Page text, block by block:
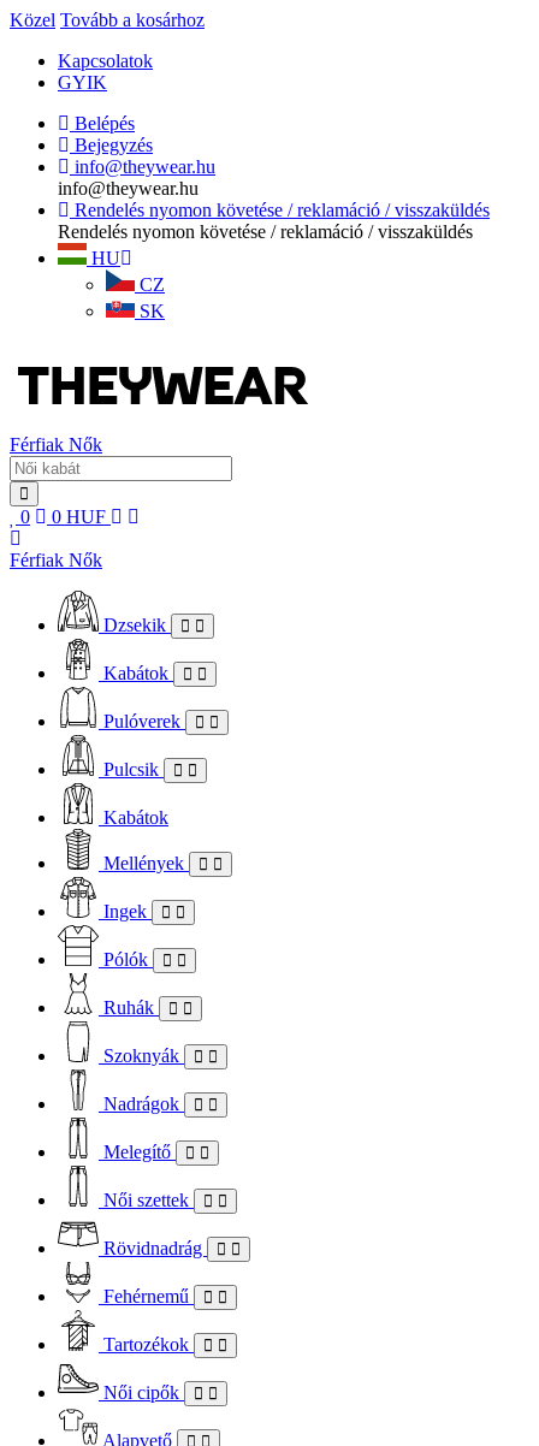
Közel Tovább a kosárhoz
Kapcsolatok
GYIK
Belépés
Bejegyzés
info@theywear.hu
info@theywear.hu
Rendelés nyomon követése / reklamáció / visszaküldés
Rendelés nyomon követése / reklamáció / visszaküldés
HU
CZ
SK
Férfiak Nők
0 0 HUF
Férfiak Nők
Dzsekik
Kabátok
Pulóverek
Pulcsik
Kabátok
Mellények
Ingek
Pólók
Ruhák
Szoknyák
Nadrágok
Melegítő
Női szettek
Rövidnadrág
Fehérnemű
Tartozékok
Női cipők
Alapvető